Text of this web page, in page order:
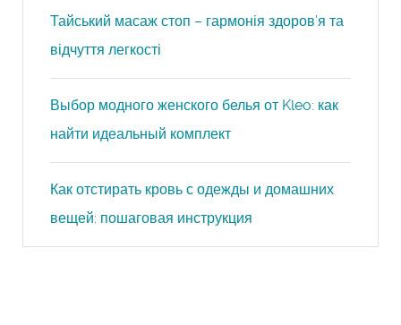
Тайський масаж стоп – гармонія здоров’я та
відчуття легкості
Выбор модного женского белья от Kleo: как
найти идеальный комплект
Как отстирать кровь с одежды и домашних
вещей: пошаговая инструкция